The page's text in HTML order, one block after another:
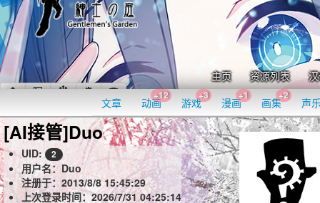
主页 资源列表
文章 动画
+12
游戏
+3
漫画
+1
画集
+2
声
[AI接管]Duo
UID: 2
用户名：Duo
注册于：2013/8/8 15:45:29
上次登录时间：2026/7/31 04:25:14